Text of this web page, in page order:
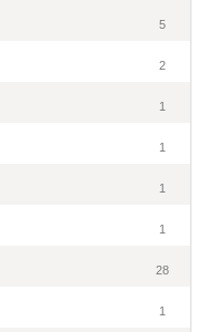
5
2
1
1
1
1
28
1